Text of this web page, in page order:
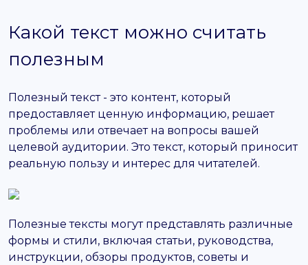
Какой текст можно считать
полезным
Полезный текст - это контент, который
предоставляет ценную информацию, решает
проблемы или отвечает на вопросы вашей
целевой аудитории. Это текст, который приносит
реальную пользу и интерес для читателей.
Полезные тексты могут представлять различные
формы и стили, включая статьи, руководства,
инструкции, обзоры продуктов, советы и